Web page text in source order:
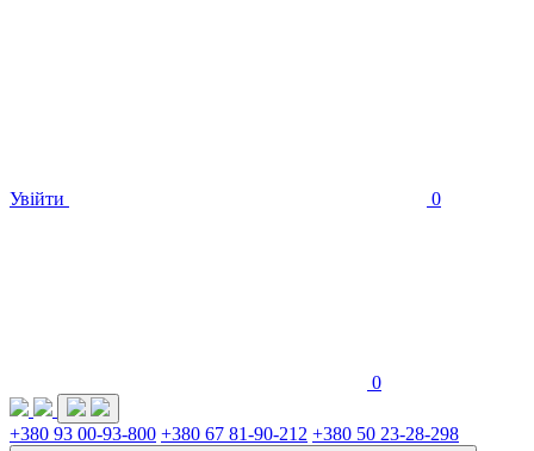
Увійти 0
0
+380 93 00-93-800 +380 67 81-90-212 +380 50 23-28-298